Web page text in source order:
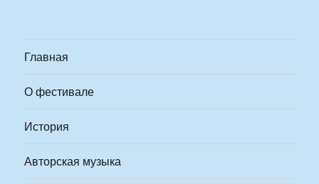
Главная
О фестивале
История
Авторская музыка